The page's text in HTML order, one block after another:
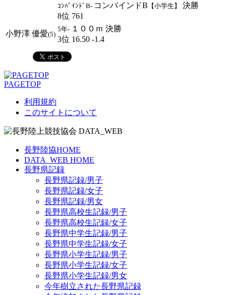
ｺﾝﾊﾞｲﾝﾄﾞB- コンバインドB 【小学生】
決勝
8位 761
小野澤 優愛(5)
5年- １００ｍ 決勝
3位 16.50 -1.4
PAGETOP
利用規約
このサイトについて
長野陸協HOME
DATA_WEB HOME
長野県記録
長野県記録/男子
長野県記録/女子
長野県記録/男女
長野県高校生記録/男子
長野県高校生記録/女子
長野県中学生記録/男子
長野県中学生記録/女子
長野県小学生記録/男子
長野県小学生記録/女子
長野県小学生記録/男女
今年樹立された長野県記録